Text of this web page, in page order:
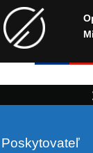
Poskytovateľ